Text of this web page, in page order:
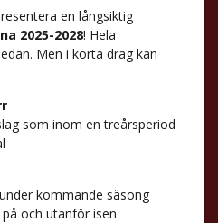
en långsiktig
2025-2028! Hela
Men i korta drag kan
som inom en treårsperiod
kommande säsong
och utanför isen